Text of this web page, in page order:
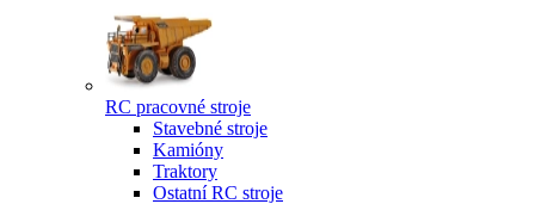
RC pracovné stroje
Stavebné stroje
Kamióny
Traktory
Ostatní RC stroje